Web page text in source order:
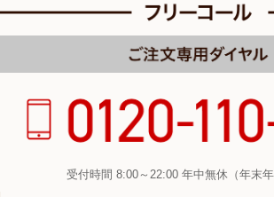
受付時間 8:00～22:00 年中無休（年末年